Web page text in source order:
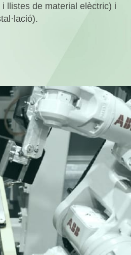
llistes de material elèctric) i